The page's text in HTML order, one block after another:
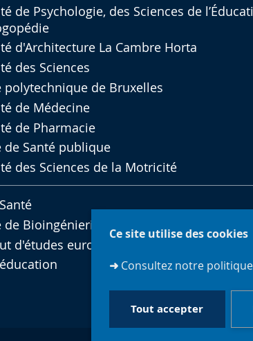
Ce site utilise des cookies
➜ Consultez notre
Tout accepter
de Psychologie, des Sciences de
d'Architecture La Cambre Horta
des Sciences
polytechnique de Bruxelles
de Médecine
de Pharmacie
de Santé publique
des Sciences de la Motricité
de Bioingénierie de Bruxelles
d'études européennes